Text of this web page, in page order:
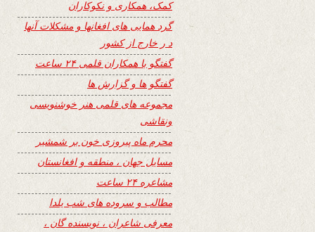
کمک، همکاری و نکوکاران
گرد همایی های افغانها و مشکلات آنها
د ر خارج از کشور
گفتگو با همکاران قلمی ۲۴ ساعت
گفتگو ها و گزارش ها
مجموعه های قلمی هنر خوشنویسی
ونقاشی
محرم ماه پیروزی خون بر شمشیر
مسایل جهان ، منطقه و افغانستان
مشاعره ۲۴ ساعت
مطالب و سروده های شب یلدا
معرفی شاعران ، نویسنده گان ،